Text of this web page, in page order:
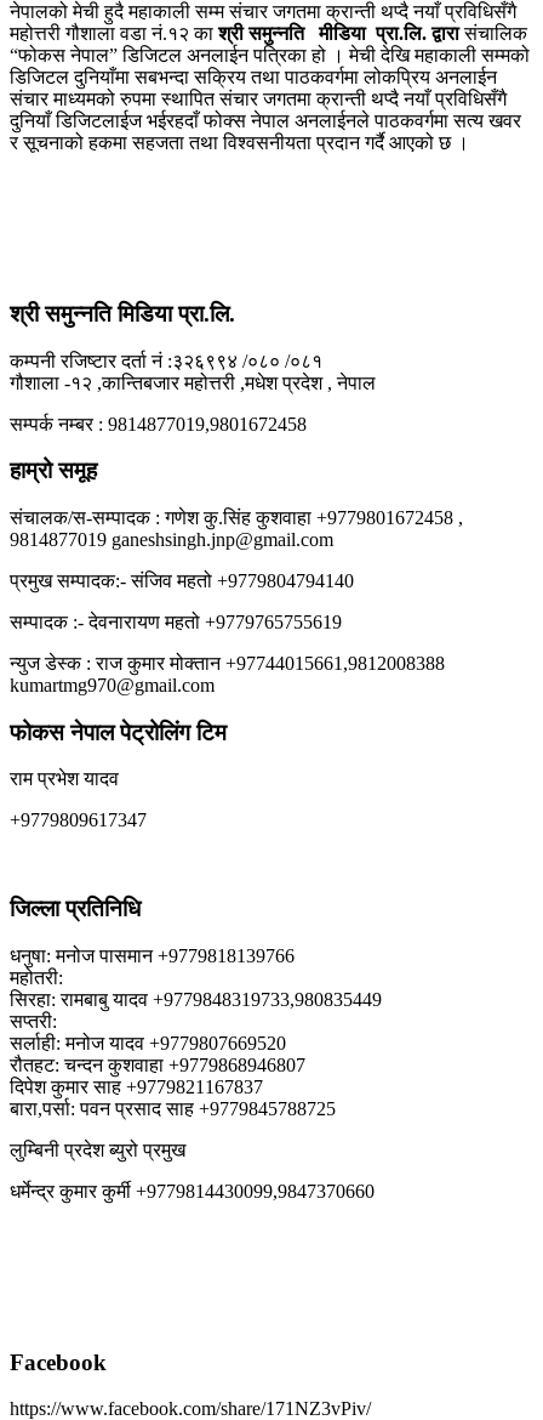
नेपालको मेची हुदै महाकाली सम्म संचार जगतमा क्रान्ती थप्दै नयाँ प्रविधिसँगै
महोत्तरी गौशाला वडा नं.१२ काश्री समुन्नति मीडिया प्रा.लि. द्वारासंचालिक
“फोकस नेपाल” डिजिटल अनलाईन पत्रिका हो । मेची देखि महाकाली सम्मको
डिजिटल दुनियाँमा सबभन्दा सक्रिय तथा पाठकवर्गमा लोकप्रिय अनलाईन
संचार माध्यमको रुपमा स्थापित संचार जगतमा क्रान्ती थप्दै नयाँ प्रविधिसँगै
दुनियाँ डिजिटलाईज भईरहदाँ फोक्स नेपाल अनलाईनले पाठकवर्गमा सत्य खवर
र सूचनाको हकमा सहजता तथा विश्वसनीयता प्रदान गर्दै आएको छ ।
श्री समुन्नति मिडिया प्रा.लि.
कम्पनी रजिष्टार दर्ता नं :३२६९९४ /०८० /०८१
गौशाला -१२ ,कान्तिबजार महोत्तरी ,मधेश प्रदेश , नेपाल
सम्पर्क नम्बर : 9814877019,9801672458
हाम्रो समूह
संचालक/स-सम्पादक : गणेश कु.सिंह कुशवाहा +9779801672458 ,
9814877019 ganeshsingh.jnp@gmail.com
प्रमुख सम्पादक:- संजिव महतो +9779804794140
सम्पादक :- देवनारायण महतो +9779765755619
न्युज डेस्क : राज कुमार मोक्तान +97744015661,9812008388
kumartmg970@gmail.com
फोकस नेपाल पेट्रोलिंग टिम
राम प्रभेश यादव
+9779809617347
जिल्ला प्रतिनिधि
धनुषा: मनोज पासमान +9779818139766
महोतरी:
सिरहा: रामबाबु यादव +9779848319733,980835449
सप्तरी:
सर्लाही: मनोज यादव +9779807669520
रौतहट: चन्दन कुशवाहा +9779868946807
दिपेश कुमार साह +9779821167837
बारा,पर्सा: पवन प्रसाद साह +9779845788725
लुम्बिनी प्रदेश ब्युरो प्रमुख
धर्मेन्द्र कुमार कुर्मी +9779814430099,9847370660
Facebook
https://www.facebook.com/share/171NZ3vPiv/